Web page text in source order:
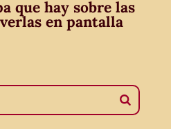
que hay sobre las
en pantalla